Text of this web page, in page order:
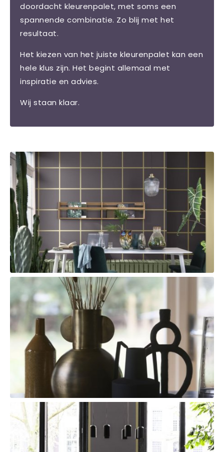
doordacht kleurenpalet, met soms een
spannende combinatie. Zo blij met het
resultaat.
Het kiezen van het juiste kleurenpalet kan een
hele klus zijn. Het begint allemaal met
inspiratie en advies.
Wij staan klaar.